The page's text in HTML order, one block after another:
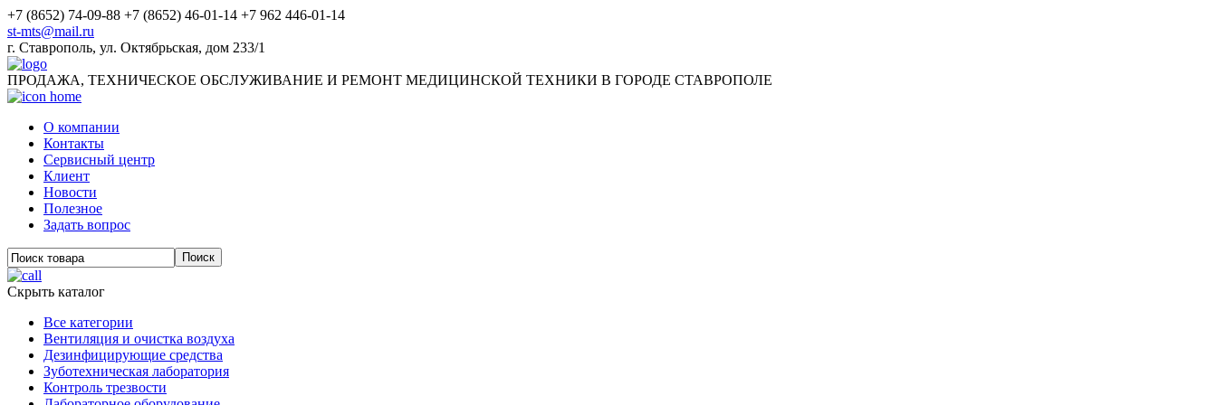
+7 (8652) 74-09-88 +7 (8652) 46-01-14 +7 962 446-01-14
st-mts@mail.ru
г. Ставрополь, ул. Октябрьская, дом 233/1
ПРОДАЖА, ТЕХНИЧЕСКОЕ ОБСЛУЖИВАНИЕ И РЕМОНТ МЕДИЦИНСКОЙ ТЕХНИКИ В ГОРОДЕ СТАВРОПОЛЕ
О компании
Контакты
Сервисный центр
Клиент
Новости
Полезное
Задать вопрос
Скрыть каталог
Все категории
Вентиляция и очистка воздуха
Дезинфицирующие средства
Зуботехническая лаборатория
Контроль трезвости